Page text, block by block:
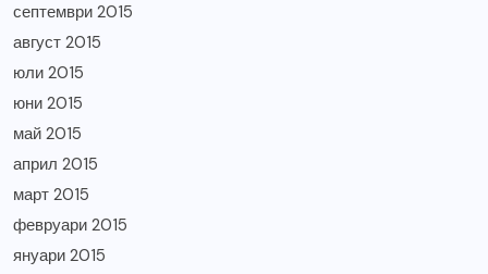
септември 2015
август 2015
юли 2015
юни 2015
май 2015
април 2015
март 2015
февруари 2015
януари 2015